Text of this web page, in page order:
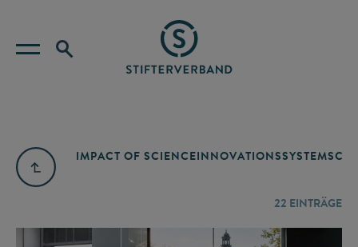
IMPACT OF SCIENCEINNOVATIONSSYSTEM
22 EINTRÄGE